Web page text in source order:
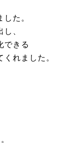
た。
、
できる
れました。